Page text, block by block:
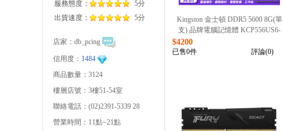
服務態度：
5分
出貨速度：
5分
店家： db_pcing
信用度： 1484
商品數量：3124
樓層店號：3樓51-54室
聯絡電話：(02)2391-5339 28
營業時間：11點~21點
Kingston 金士頓 DDR5 5600 8G(單
支) 品牌電腦記憶體 KCP556US6-
$4200
已售0件 評論(0)